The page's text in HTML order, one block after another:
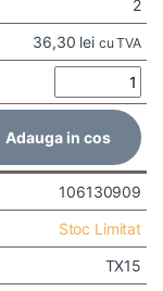
2
36,30 lei cu TVA
Adauga in cos
106130909
Stoc Limitat
TX15